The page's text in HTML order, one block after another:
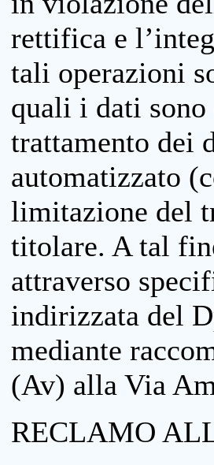
rettifica e
tali operazioni
quali i dati
trattamento dei
automatizzato
limitazione del
titolare. A tal
attraverso
indirizzata del
mediante
(Av) alla Via
RECLAMO